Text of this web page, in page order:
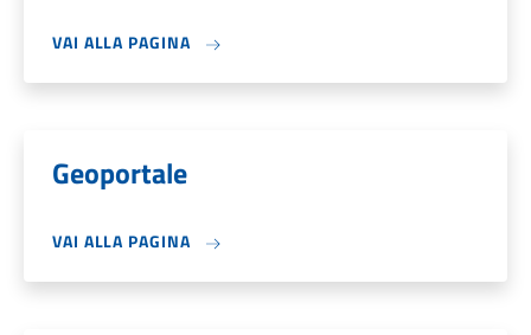
VAI ALLA PAGINA
Geoportale
VAI ALLA PAGINA